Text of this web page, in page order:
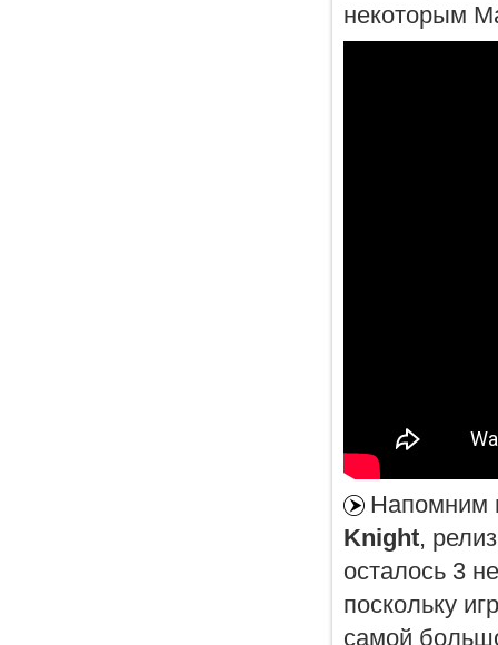
некоторым
Напомним
Knight,
осталось 3
поскольку
самой